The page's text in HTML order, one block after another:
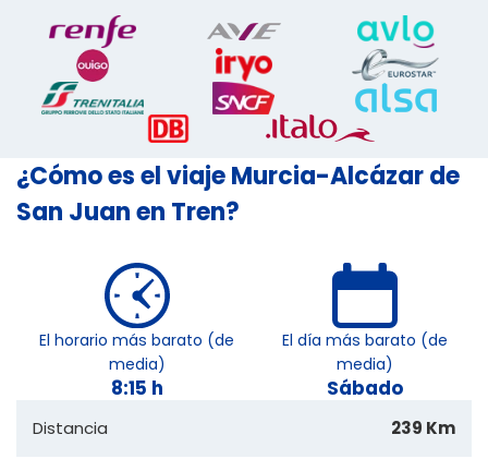
¿Cómo es el viaje Murcia-Alcázar de
San Juan en Tren?
El horario más barato (de
media)
8:15 h
El día más barato (de
media)
Sábado
Distancia 239 Km